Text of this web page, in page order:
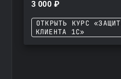
3 000 ₽
ОТКРЫТЬ КУРС
КЛИЕНТА 1С»